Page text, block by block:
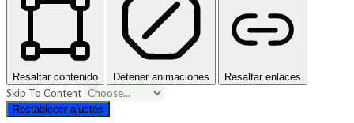
Resaltar contenido Detener animaciones Resaltar enlaces
Skip To Content
Restablecer ajustes